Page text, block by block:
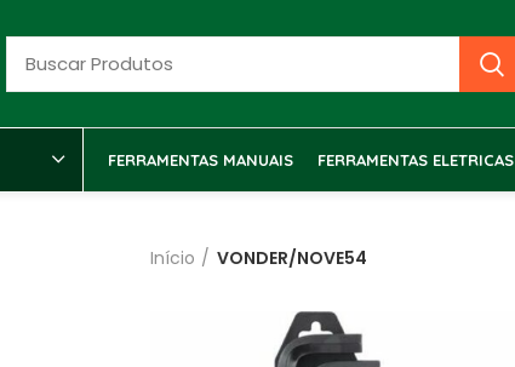
FERRAMENTAS MANUAIS FERRAMENTAS ELETRICAS
Início VONDER/NOVE54